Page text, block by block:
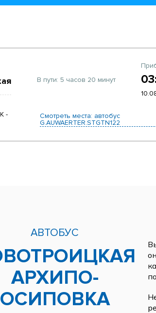
В пути: 5 часов 20 минут
-
Смотреть места: автобус
G.AUWAERTER.STGTN122
АВТОБУС
АРХИПО-
ОСИПОВКА